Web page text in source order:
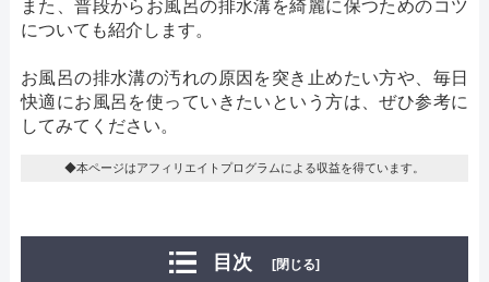
また、普段からお風呂の排水溝を綺麗に保つためのコツ
についても紹介します。
お風呂の排水溝の汚れの原因を突き止めたい方や、毎日
快適にお風呂を使っていきたいという方は、ぜひ参考に
してみてください。
◆本ページはアフィリエイトプログラムによる収益を得ています。
目次 [閉じる]